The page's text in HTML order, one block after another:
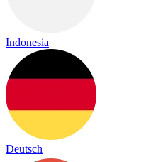
Indonesia
Deutsch